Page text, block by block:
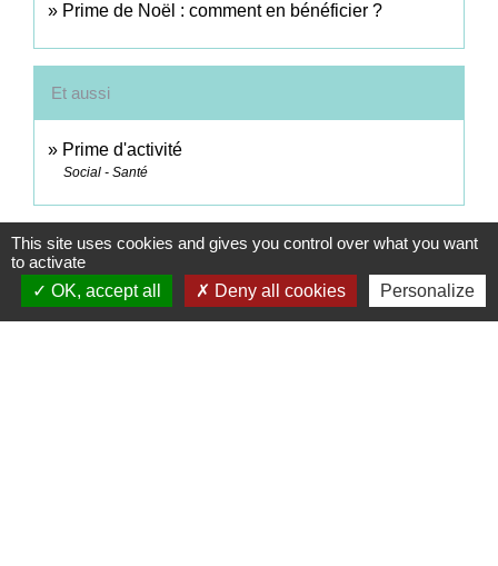
Prime de Noël : comment en bénéficier ?
Et aussi
Prime d'activité
Social - Santé
Pour en savoir plus
Revenu de solidarité active (RSA)open_in_new
This site uses cookies and gives you control over what you want
to activate
OK, accept all
Deny all cookies Personalize